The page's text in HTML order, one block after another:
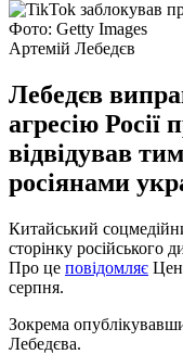
Фото: Getty Images
Артемій Лебедєв
Лебедєв
агресію Росії
відвідував
росіянами
Китайський
сторінку російського
Про це повідомляє
серпня.
Зокрема
Лебедєва.